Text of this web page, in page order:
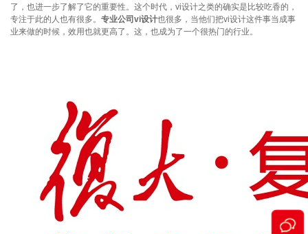
了，也进一步了解了它的重要性。这个时代，vi设计之类的确实是比较吃香的，
专注于此的人也有很多。 专业公司vi设计也很多，当他们把vi设计这件事当成事
业来做的时候，效用也就更高了。这，也成为了一个很热门的行业。